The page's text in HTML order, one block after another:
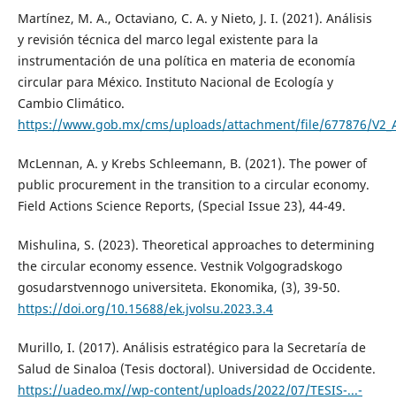
Martínez, M. A., Octaviano, C. A. y Nieto, J. I. (2021). Análisis
y revisión técnica del marco legal existente para la
instrumentación de una política en materia de economía
circular para México. Instituto Nacional de Ecología y
Cambio Climático.
https://www.gob.mx/cms/uploads/attachment/file/677876/
McLennan, A. y Krebs Schleemann, B. (2021). The power of
public procurement in the transition to a circular economy.
Field Actions Science Reports, (Special Issue 23), 44-49.
Mishulina, S. (2023). Theoretical approaches to determining
the circular economy essence. Vestnik Volgogradskogo
gosudarstvennogo universiteta. Ekonomika, (3), 39-50.
https://doi.org/10.15688/ek.jvolsu.2023.3.4
Murillo, I. (2017). Análisis estratégico para la Secretaría de
Salud de Sinaloa (Tesis doctoral). Universidad de Occidente.
https://uadeo.mx//wp-content/uploads/2022/07/TESIS-...-